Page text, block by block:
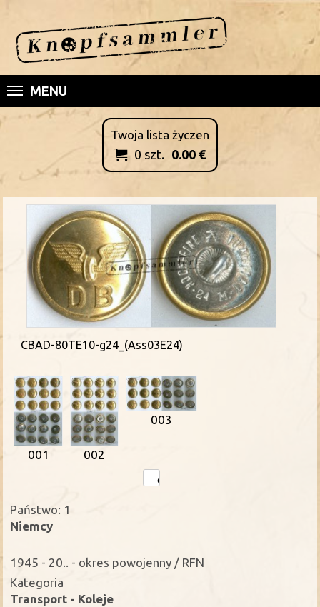
MENU
Twoja lista życzen
 0 szt. 0.00 €
CBAD-80TE10-g24_(Ass03E24)
001 002
003
Państwo: 1
Niemcy
1945 - 20.. - okres powojenny / RFN
Kategoria
Transport - Koleje